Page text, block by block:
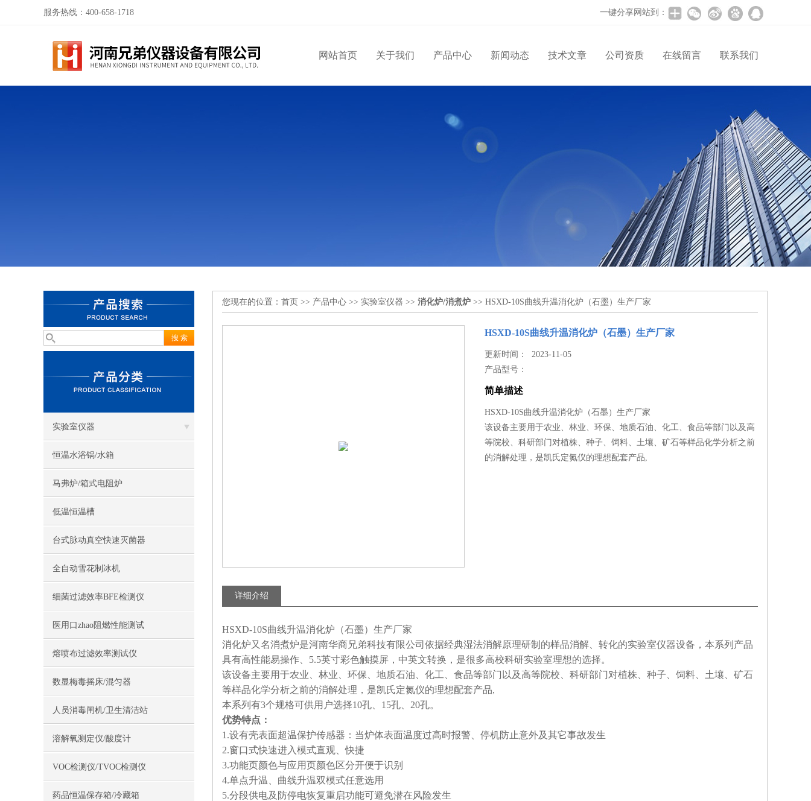
服务热线：400-658-1718 一键分享网站到：
网站首页 关于我们 产品中心 新闻动态 技术文章 公司资质 在线留言 联系我们
实验室仪器
恒温水浴锅/水箱
马弗炉/箱式电阻炉
低温恒温槽
台式脉动真空快速灭菌器
全自动雪花制冰机
细菌过滤效率BFE检测仪
医用口zhao阻燃性能测试
熔喷布过滤效率测试仪
数显梅毒摇床/混匀器
人员消毒闸机/卫生清洁站
溶解氧测定仪/酸度计
VOC检测仪/TVOC检测仪
药品恒温保存箱/冷藏箱
您现在的位置： 首页 >> 产品中心 >> 实验室仪器 >> 消化炉/消煮炉 >> HSXD-10S曲线升温消化炉（石墨）生产厂家
HSXD-10S曲线升温消化炉（石墨）生产厂家
更新时间： 2023-11-05
产品型号：
简单描述
HSXD-10S曲线升温消化炉（石墨）生产厂家
该设备主要用于农业、林业、环保、地质石油、化工、食品等部门以及高
等院校、科研部门对植株、种子、饲料、土壤、矿石等样品化学分析之前
的消解处理，是凯氏定氮仪的理想配套产品,
详细介绍
HSXD-10S曲线升温消化炉（石墨）生产厂家
消化炉又名消煮炉是河南华商兄弟科技有限公司依据经典湿法消解原理研制的样品消解、转化的实验室仪器设备，本系列产品
具有高性能易操作、5.5英寸彩色触摸屏，中英文转换，是很多高校科研实验室理想的选择。
该设备主要用于农业、林业、环保、地质石油、化工、食品等部门以及高等院校、科研部门对植株、种子、饲料、土壤、矿石
等样品化学分析之前的消解处理，是凯氏定氮仪的理想配套产品,
本系列有3个规格可供用户选择10孔、15孔、20孔。
优势特点：
1.设有壳表面超温保护传感器：当炉体表面温度过高时报警、停机防止意外及其它事故发生
2.窗口式快速进入模式直观、快捷
3.功能页颜色与应用页颜色区分开便于识别
4.单点升温、曲线升温双模式任意选用
5.分段供电及防停电恢复重启功能可避免潜在风险发生